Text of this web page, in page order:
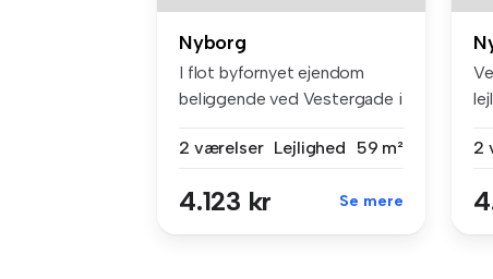
Nyborg
I flot byfornyet ejendom
beliggende ved Vestergade i
2 værelser Lejlighed 59 m²
4.123 kr Se mere
2